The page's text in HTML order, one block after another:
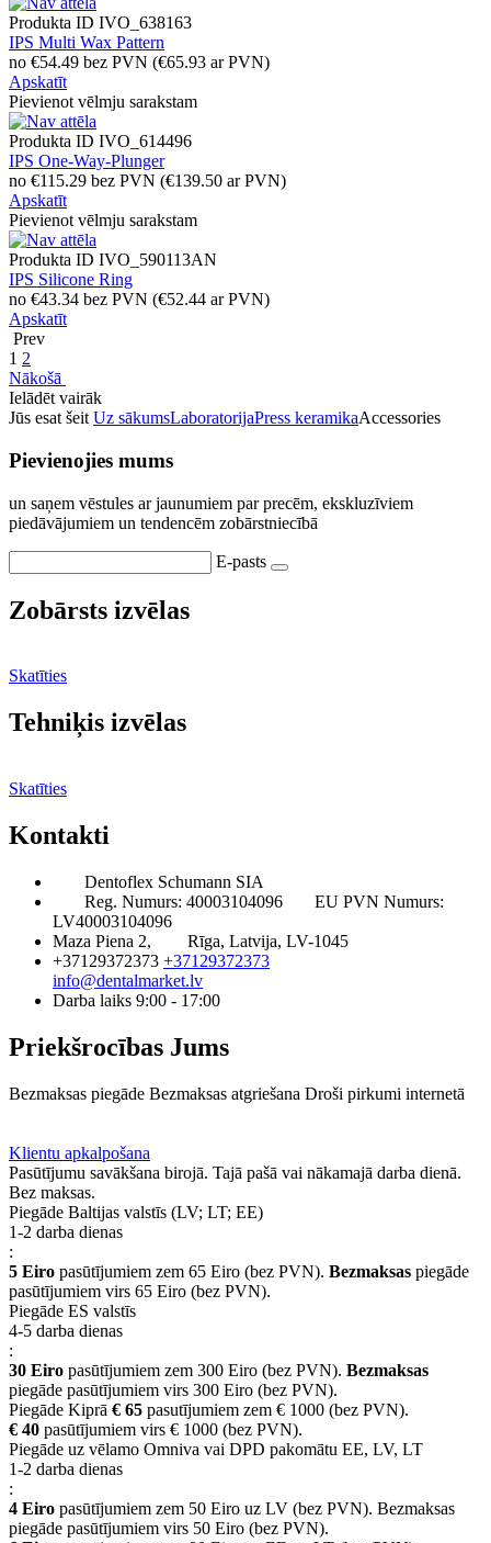
Produkta ID IVO_638163
IPS Multi Wax Pattern
no €54.49 bez PVN (€65.93 ar PVN)
Apskatīt
Pievienot vēlmju sarakstam
Produkta ID IVO_614496
IPS One-Way-Plunger
no €115.29 bez PVN (€139.50 ar PVN)
Apskatīt
Pievienot vēlmju sarakstam
Produkta ID IVO_590113AN
IPS Silicone Ring
no €43.34 bez PVN (€52.44 ar PVN)
Apskatīt
Prev
1 2
Nākošā
Ielādēt vairāk
Jūs esat šeit Uz sākumsLaboratorijaPress keramikaAccessories
Pievienojies mums
un saņem vēstules ar jaunumiem par precēm, ekskluzīviem
piedāvājumiem un tendencēm zobārstniecībā
E-pasts
Zobārsts izvēlas
Skatīties
Tehniķis izvēlas
Skatīties
Kontakti
Dentoflex Schumann SIA
Reg. Numurs: 40003104096
EU PVN Numurs:
LV40003104096
Maza Piena 2,
Rīga, Latvija, LV-1045
+37129372373 +37129372373
info@dentalmarket.lv
Darba laiks 9:00 - 17:00
Priekšrocības Jums
Bezmaksas piegāde Bezmaksas atgriešana Droši pirkumi internetā
Klientu apkalpošana
Pasūtījumu savākšana birojā. Tajā pašā vai nākamajā darba dienā.
Bez maksas.
Piegāde Baltijas valstīs (LV; LT; EE)
1-2 darba dienas
:
5 Eiro pasūtījumiem zem 65 Eiro (bez PVN). Bezmaksas piegāde
pasūtījumiem virs 65 Eiro (bez PVN).
Piegāde ES valstīs
4-5 darba dienas
:
30 Eiro pasūtījumiem zem 300 Eiro (bez PVN). Bezmaksas
piegāde pasūtījumiem virs 300 Eiro (bez PVN).
Piegāde Kiprā € 65 pasutījumiem zem € 1000 (bez PVN).
€ 40 pasūtījumiem virs € 1000 (bez PVN).
Piegāde uz vēlamo Omniva vai DPD pakomātu EE, LV, LT
1-2 darba dienas
:
4 Eiro pasūtījumiem zem 50 Eiro uz LV (bez PVN). Bezmaksas
piegāde pasūtījumiem virs 50 Eiro (bez PVN).